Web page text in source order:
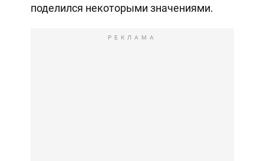
поделился некоторыми значениями.
РЕКЛАМА